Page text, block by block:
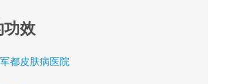
功效
都皮肤病医院